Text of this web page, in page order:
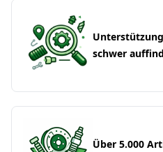
schwer
Über 5.000